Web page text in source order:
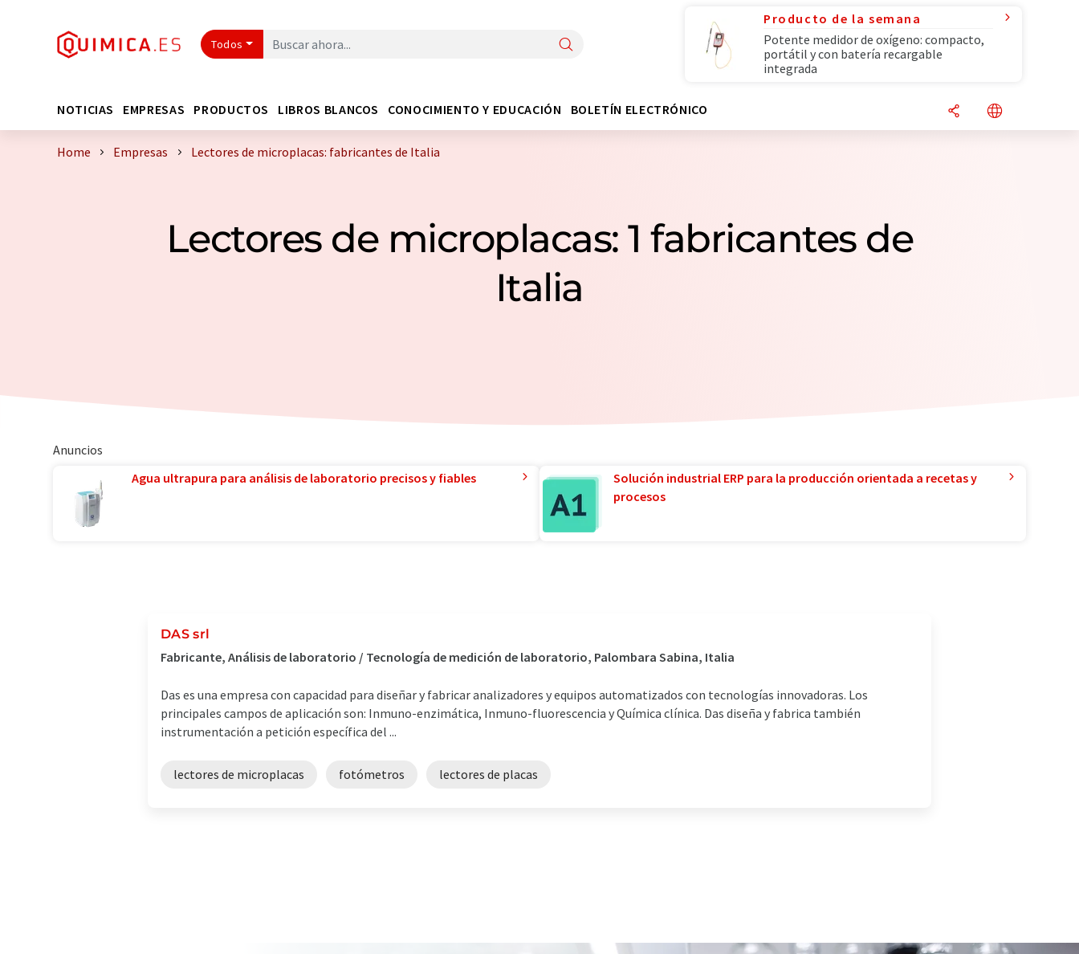
Todos
Producto de la semana
Potente medidor de oxígeno: compacto,
portátil y con batería recargable
integrada
NOTICIAS EMPRESAS PRODUCTOS LIBROS BLANCOS CONOCIMIENTO Y EDUCACIÓN BOLETÍN ELECTRÓNICO
Home Empresas Lectores de microplacas: fabricantes de Italia
Lectores de microplacas: 1 fabricantes de
Italia
Anuncios
Agua ultrapura para análisis de laboratorio precisos y fiables
Solución industrial ERP para la producción orientada a recetas y
procesos
DAS srl
Fabricante, Análisis de laboratorio / Tecnología de medición de laboratorio, Palombara Sabina, Italia
Das es una empresa con capacidad para diseñar y fabricar analizadores y equipos automatizados con tecnologías innovadoras. Los
principales campos de aplicación son: Inmuno-enzimática, Inmuno-fluorescencia y Química clínica. Das diseña y fabrica también
instrumentación a petición específica del ...
lectores de microplacas fotómetros lectores de placas